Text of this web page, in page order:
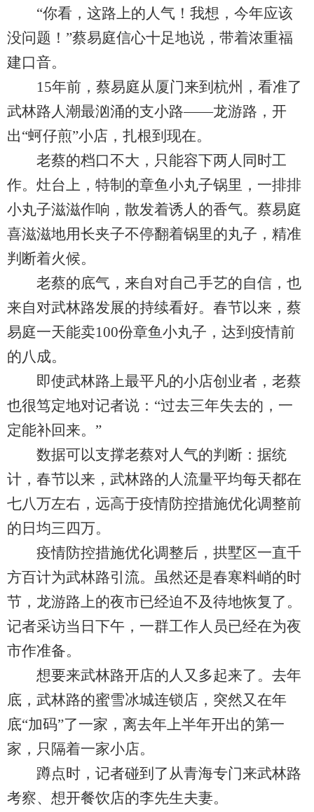
“你看，这路上的人气！我想，今年应该
没问题！”蔡易庭信心十足地说，带着浓重福
建口音。
15年前，蔡易庭从厦门来到杭州，看准了
武林路人潮最汹涌的支小路——龙游路，开
出“蚵仔煎”小店，扎根到现在。
老蔡的档口不大，只能容下两人同时工
作。灶台上，特制的章鱼小丸子锅里，一排排
小丸子滋滋作响，散发着诱人的香气。蔡易庭
喜滋滋地用长夹子不停翻着锅里的丸子，精准
判断着火候。
老蔡的底气，来自对自己手艺的自信，也
来自对武林路发展的持续看好。春节以来，蔡
易庭一天能卖100份章鱼小丸子，达到疫情前
的八成。
即使武林路上最平凡的小店创业者，老蔡
也很笃定地对记者说：“过去三年失去的，一
定能补回来。”
数据可以支撑老蔡对人气的判断：据统
计，春节以来，武林路的人流量平均每天都在
七八万左右，远高于疫情防控措施优化调整前
的日均三四万。
疫情防控措施优化调整后，拱墅区一直千
方百计为武林路引流。虽然还是春寒料峭的时
节，龙游路上的夜市已经迫不及待地恢复了。
记者采访当日下午，一群工作人员已经在为夜
市作准备。
想要来武林路开店的人又多起来了。去年
底，武林路的蜜雪冰城连锁店，突然又在年
底“加码”了一家，离去年上半年开出的第一
家，只隔着一家小店。
蹲点时，记者碰到了从青海专门来武林路
考察、想开餐饮店的李先生夫妻。